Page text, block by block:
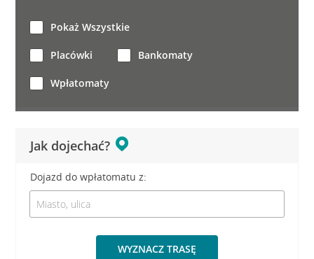
Jak dojechać?
Dojazd do wpłatomatu z:
WYZNACZ TRASĘ
Pokaż Wszystkie
Placówki Bankomaty
Wpłatomaty